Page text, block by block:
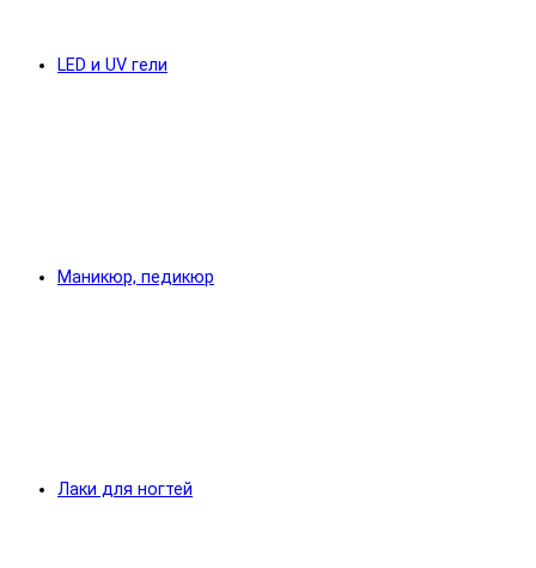
LED и UV гели
Маникюр, педикюр
Лаки для ногтей